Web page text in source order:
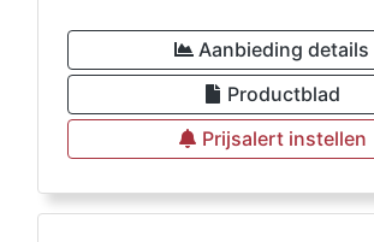
Aanbieding details
Productblad
Prijsalert instellen